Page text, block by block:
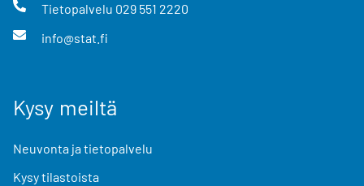
Tietopalvelu 029 551 2220
info@stat.fi
Kysy meiltä
Neuvonta ja tietopalvelu
Kysy tilastoista